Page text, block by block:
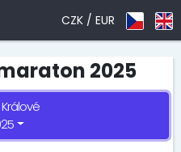
CZK / EUR
2025